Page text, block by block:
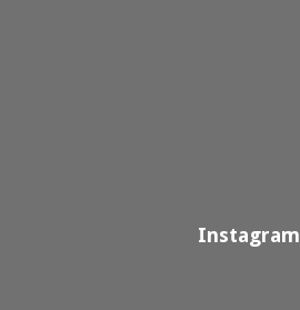
Instagram